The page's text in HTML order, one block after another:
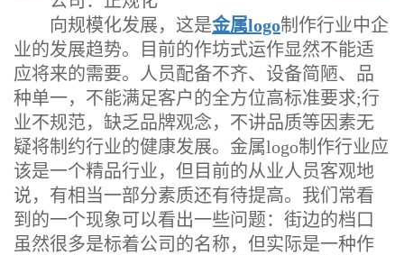
向规模化发展，这是金属logo制作行业中企
业的发展趋势。目前的作坊式运作显然不能适
应将来的需要。人员配备不齐、设备简陋、品
种单一，不能满足客户的全方位高标准要求;行
业不规范，缺乏品牌观念，不讲品质等因素无
疑将制约行业的健康发展。金属logo制作行业应
该是一个精品行业，但目前的从业人员客观地
说，有相当一部分素质还有待提高。我们常看
到的一个现象可以看出一些问题：街边的档口
虽然很多是标着公司的名称，但实际是一种作